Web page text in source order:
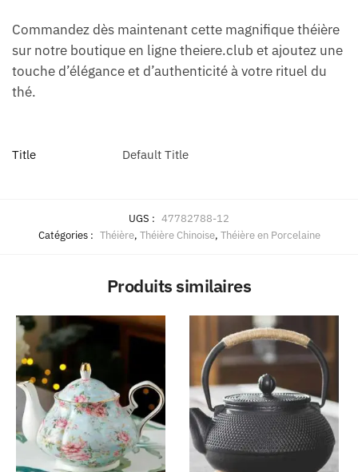
Commandez dès maintenant cette magnifique théière
sur notre boutique en ligne theiere.club et ajoutez une
touche d’élégance et d’authenticité à votre rituel du
thé.
Title Default Title
UGS : 47782788-12
Catégories : Théière, Théière Chinoise, Théière en Porcelaine
Produits similaires